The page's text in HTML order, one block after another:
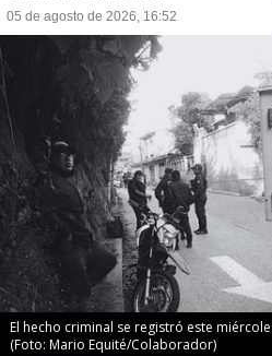
05 de agosto de 2026, 16:52
El hecho criminal se registró este
(Foto: Mario Equité/Colaborador)